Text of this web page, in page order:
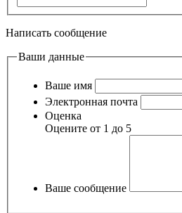
Написать сообщение
Ваши данные
Ваше имя
Электронная почта
Оценка
Оцените от 1 до 5
Ваше сообщение